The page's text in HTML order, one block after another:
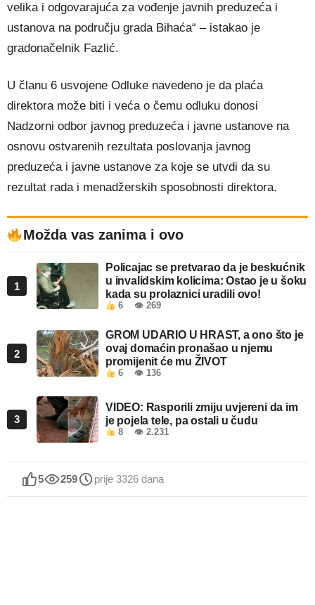
velika i odgovarajuća za vođenje javnih preduzeća i
ustanova na području grada Bihaća“ – istakao je
gradonačelnik Fazlić.
U članu 6 usvojene Odluke navedeno je da plaća
direktora može biti i veća o čemu odluku donosi
Nadzorni odbor javnog preduzeća i javne ustanove na
osnovu ostvarenih rezultata poslovanja javnog
preduzeća i javne ustanove za koje se utvdi da su
rezultat rada i menadžerskih sposobnosti direktora.
Možda vas zanima i ovo
1
Policajac se pretvarao da je beskućnik
u invalidskim kolicima: Ostao je u šoku
kada su prolaznici uradili ovo!
6 👁 269
2
GROM UDARIO U HRAST, a ono što je
ovaj domaćin pronašao u njemu
promijenit će mu ŽIVOT
6 👁 136
3
VIDEO: Rasporili zmiju uvjereni da im
je pojela tele, pa ostali u čudu
8 👁 2.231
5 259 prije 3326 dana